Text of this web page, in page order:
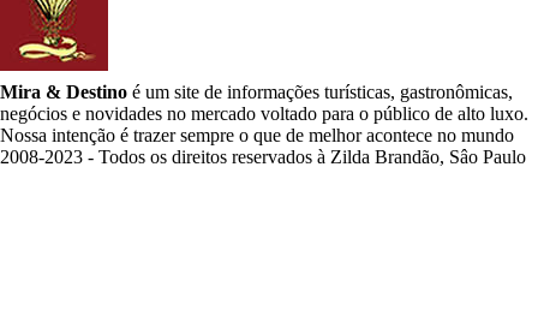
Mira & Destino é um site de informações turísticas, gastronômicas,
negócios e novidades no mercado voltado para o público de alto luxo.
Nossa intenção é trazer sempre o que de melhor acontece no mundo
2008-2023 - Todos os direitos reservados à Zilda Brandão, Sâo Paulo